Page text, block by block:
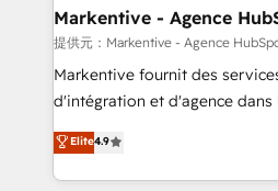
せください。
🎯Demand Gen & ABM: Drive
ABM, AEO, SEO, & paid media. 👩‍💻Web Design:
Build high-performing websites
& conversion strategy that drive
AI, & maximize AEO with
Integrations: Extend HubSpot
Markentive - Agence
提供元：Markentive - Agence
Markentive fournit des
d'intégration et d'agence dans
North America. Avec plus de
marketing automation, Growth,
webdesign. Markentive is both a consulting firm, a
Elite4.9